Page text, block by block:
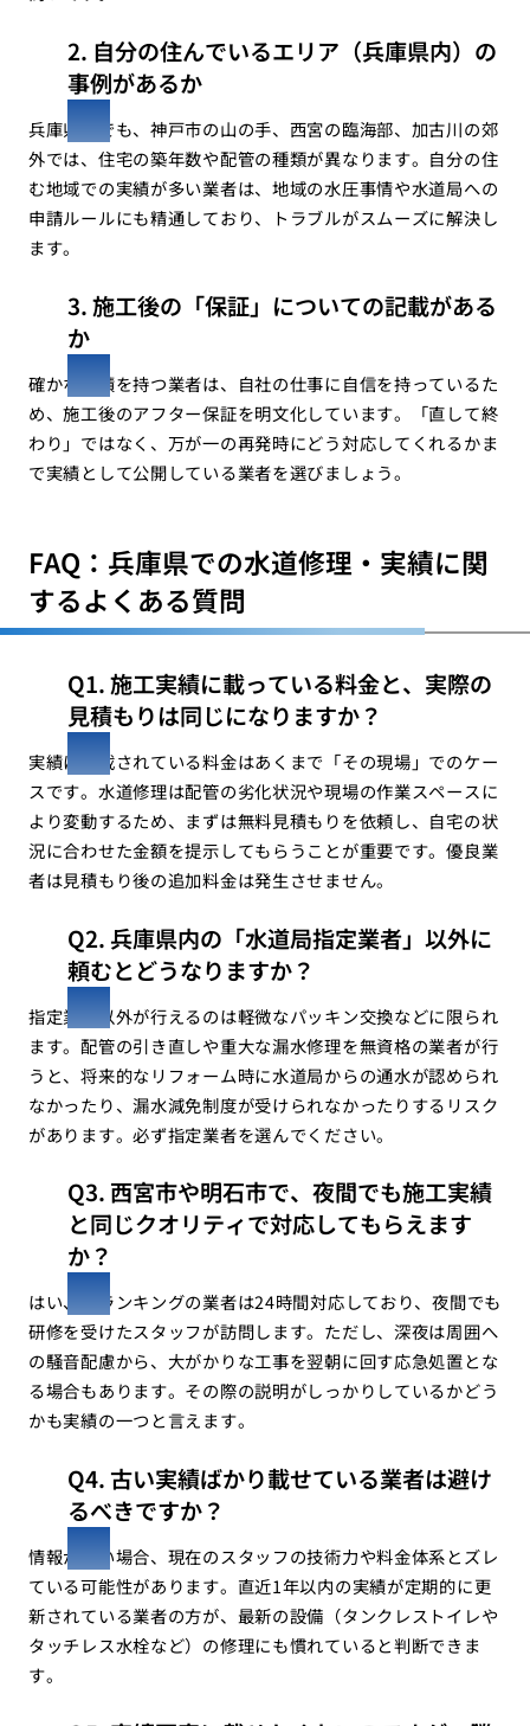
2. 自分の住んでいるエリア（兵庫県内）の
事例があるか
兵庫県内でも、神戸市の山の手、西宮の臨海部、加古川の郊
外では、住宅の築年数や配管の種類が異なります。自分の住
む地域での実績が多い業者は、地域の水圧事情や水道局への
申請ルールにも精通しており、トラブルがスムーズに解決し
ます。
3. 施工後の「保証」についての記載がある
か
確かな実績を持つ業者は、自社の仕事に自信を持っているた
め、施工後のアフター保証を明文化しています。「直して終
わり」ではなく、万が一の再発時にどう対応してくれるかま
で実績として公開している業者を選びましょう。
FAQ：兵庫県での水道修理・実績に関
するよくある質問
Q1. 施工実績に載っている料金と、実際の
見積もりは同じになりますか？
実績に記載されている料金はあくまで「その現場」でのケー
スです。水道修理は配管の劣化状況や現場の作業スペースに
より変動するため、まずは無料見積もりを依頼し、自宅の状
況に合わせた金額を提示してもらうことが重要です。優良業
者は見積もり後の追加料金は発生させません。
Q2. 兵庫県内の「水道局指定業者」以外に
頼むとどうなりますか？
指定業者以外が行えるのは軽微なパッキン交換などに限られ
ます。配管の引き直しや重大な漏水修理を無資格の業者が行
うと、将来的なリフォーム時に水道局からの通水が認められ
なかったり、漏水減免制度が受けられなかったりするリスク
があります。必ず指定業者を選んでください。
Q3. 西宮市や明石市で、夜間でも施工実績
と同じクオリティで対応してもらえます
か？
はい、本ランキングの業者は24時間対応しており、夜間でも
研修を受けたスタッフが訪問します。ただし、深夜は周囲へ
の騒音配慮から、大がかりな工事を翌朝に回す応急処置とな
る場合もあります。その際の説明がしっかりしているかどう
かも実績の一つと言えます。
Q4. 古い実績ばかり載せている業者は避け
るべきですか？
情報が古い場合、現在のスタッフの技術力や料金体系とズレ
ている可能性があります。直近1年以内の実績が定期的に更
新されている業者の方が、最新の設備（タンクレストイレや
タッチレス水栓など）の修理にも慣れていると判断できま
す。